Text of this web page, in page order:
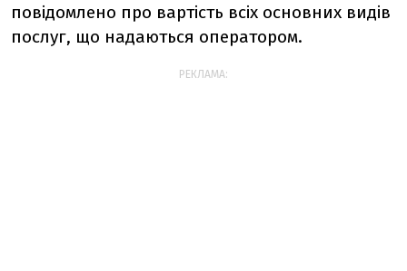
повідомлено про вартість всіх основних видів
послуг, що надаються оператором.
РЕКЛАМА: